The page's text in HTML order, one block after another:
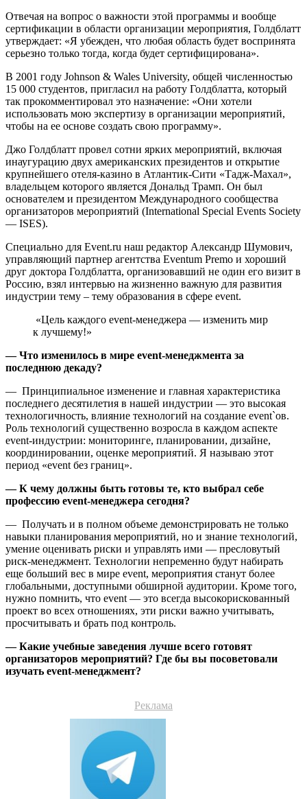
Отвечая на вопрос о важности этой программы и вообще
сертификации в области организации мероприятия, Голдблатт
утверждает: «Я убежден, что любая область будет воспринята
серьезно только тогда, когда будет сертифицирована».
В 2001 году Johnson & Wales University, общей численностью
15 000 студентов, пригласил на работу Голдблатта, который
так прокомментировал это назначение: «Они хотели
использовать мою экспертизу в организации мероприятий,
чтобы на ее основе создать свою программу».
Джо Голдблатт провел сотни ярких мероприятий, включая
инаугурацию двух американских президентов и открытие
крупнейшего отеля-казино в Атлантик-Сити «Тадж-Махал»,
владельцем которого является Дональд Трамп. Он был
основателем и президентом Международного сообщества
организаторов мероприятий (International Special Events Society
— ISES).
Специально для Event.ru наш редактор Александр Шумович,
управляющий партнер агентства Eventum Premo и хороший
друг доктора Голдблатта, организовавший не один его визит в
Россию, взял интервью на жизненно важную для развития
индустрии тему – тему образования в сфере event.
«Цель каждого event-менеджера — изменить мир
к лучшему!»
— Что изменилось в мире event-менеджмента за
последнюю декаду?
— Принципиальное изменение и главная характеристика
последнего десятилетия в нашей индустрии — это высокая
технологичность, влияние технологий на создание event`ов.
Роль технологий существенно возросла в каждом аспекте
event-индустрии: мониторинге, планировании, дизайне,
координировании, оценке мероприятий. Я называю этот
период «event без границ».
— К чему должны быть готовы те, кто выбрал себе
профессию event-менеджера сегодня?
— Получать и в полном объеме демонстрировать не только
навыки планирования мероприятий, но и знание технологий,
умение оценивать риски и управлять ими — пресловутый
риск-менеджмент. Технологии непременно будут набирать
еще больший вес в мире event, мероприятия станут более
глобальными, доступными обширной аудитории. Кроме того,
нужно помнить, что event — это всегда высокорискованный
проект во всех отношениях, эти риски важно учитывать,
просчитывать и брать под контроль.
— Какие учебные заведения лучше всего готовят
организаторов мероприятий? Где бы вы посоветовали
изучать event-менеджмент?
Реклама